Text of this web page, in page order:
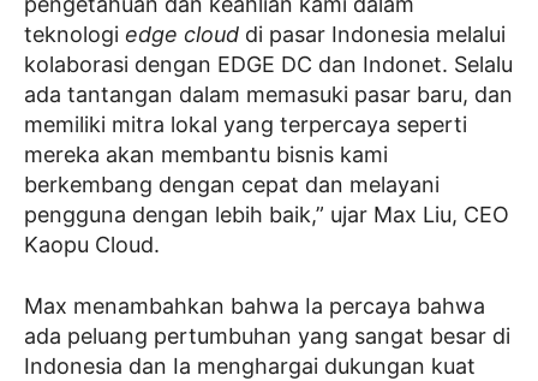
teknologi edge cloud di pasar Indonesia melalui
kolaborasi dengan EDGE DC dan Indonet. Selalu
ada tantangan dalam memasuki pasar baru, dan
memiliki mitra lokal yang terpercaya seperti
mereka akan membantu bisnis kami
berkembang dengan cepat dan melayani
pengguna dengan lebih baik,” ujar Max Liu, CEO
Kaopu Cloud.
Max menambahkan bahwa Ia percaya bahwa
ada peluang pertumbuhan yang sangat besar di
Indonesia dan Ia menghargai dukungan kuat